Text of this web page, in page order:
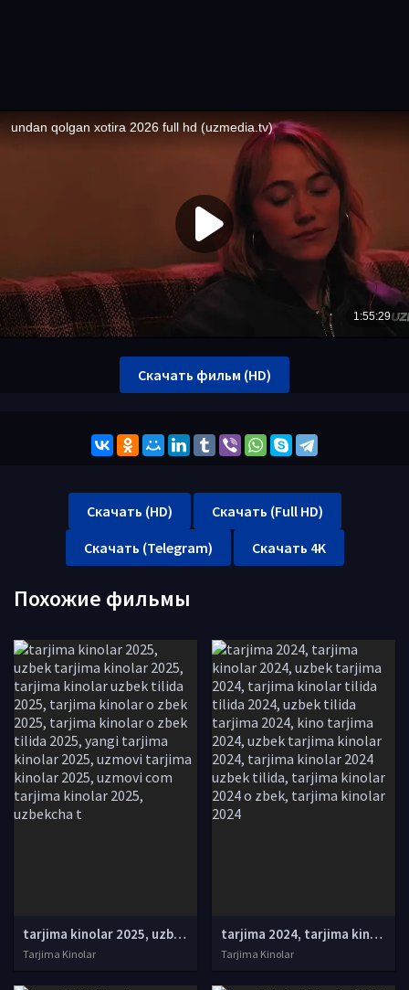
Скачать фильм (HD)
Скачать (HD)
Скачать (Full HD)
Скачать (Telegram)
Скачать 4K
Похожие фильмы
tarjima kinolar 2025, uzbek tarjima kinolar 2025, tarjima kinolar uzbek tilida 2025, tarjima kinolar o zbek 2025, tarjima kinolar o zbek tilida 2025, yangi tarjima kinolar 2025, uzmovi tarjima kinolar 2025, uzmovi com tarjima kinolar 2025, uzbekcha t
Tarjima Kinolar
tarjima 2024, tarjima kinolar 2024, uzbek tarjima 2024, tarjima kinolar tilida tilida 2024, uzbek tilida tarjima 2024, kino tarjima 2024, uzbek tarjima kinolar 2024, tarjima kinolar 2024 uzbek tilida, tarjima kinolar 2024 o zbek, tarjima kinolar 2024
Tarjima Kinolar